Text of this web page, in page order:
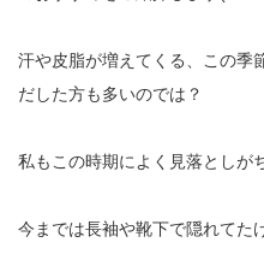
汗や皮脂が増えてくる、この
だした方も多いのでは？
私もこの時期によく見落としが
今までは長袖や靴下で隠れてた